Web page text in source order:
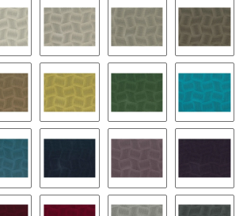
04 14 34 64
54 25 48 58
57 87 89 99